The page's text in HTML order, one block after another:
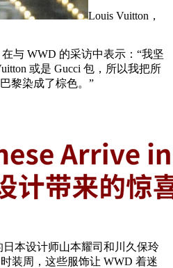
Louis Vuitton，
与 WWD 的采访中表示：“我坚
或是 Gucci 包，所以我把所
黎染成了棕色。”
本设计师山本耀司和川久保玲
装周，这些服饰让 WWD 着迷